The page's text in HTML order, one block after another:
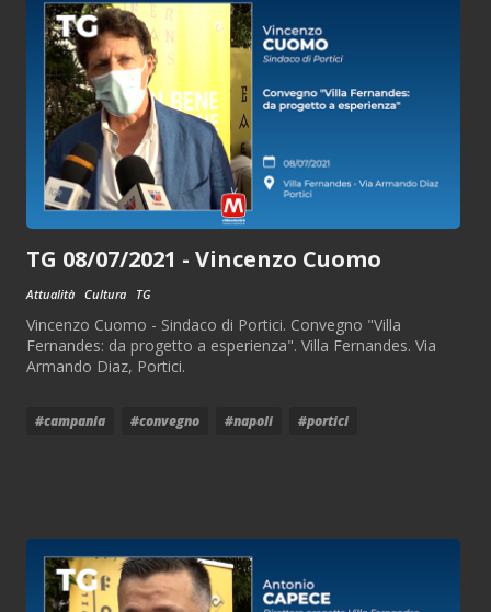
TG 08/07/2021 - Vincenzo Cuomo
Attualità Cultura TG
Vincenzo Cuomo - Sindaco di Portici. Convegno "Villa
Fernandes: da progetto a esperienza". Villa Fernandes. Via
Armando Diaz, Portici.
#campania #convegno #napoli #portici